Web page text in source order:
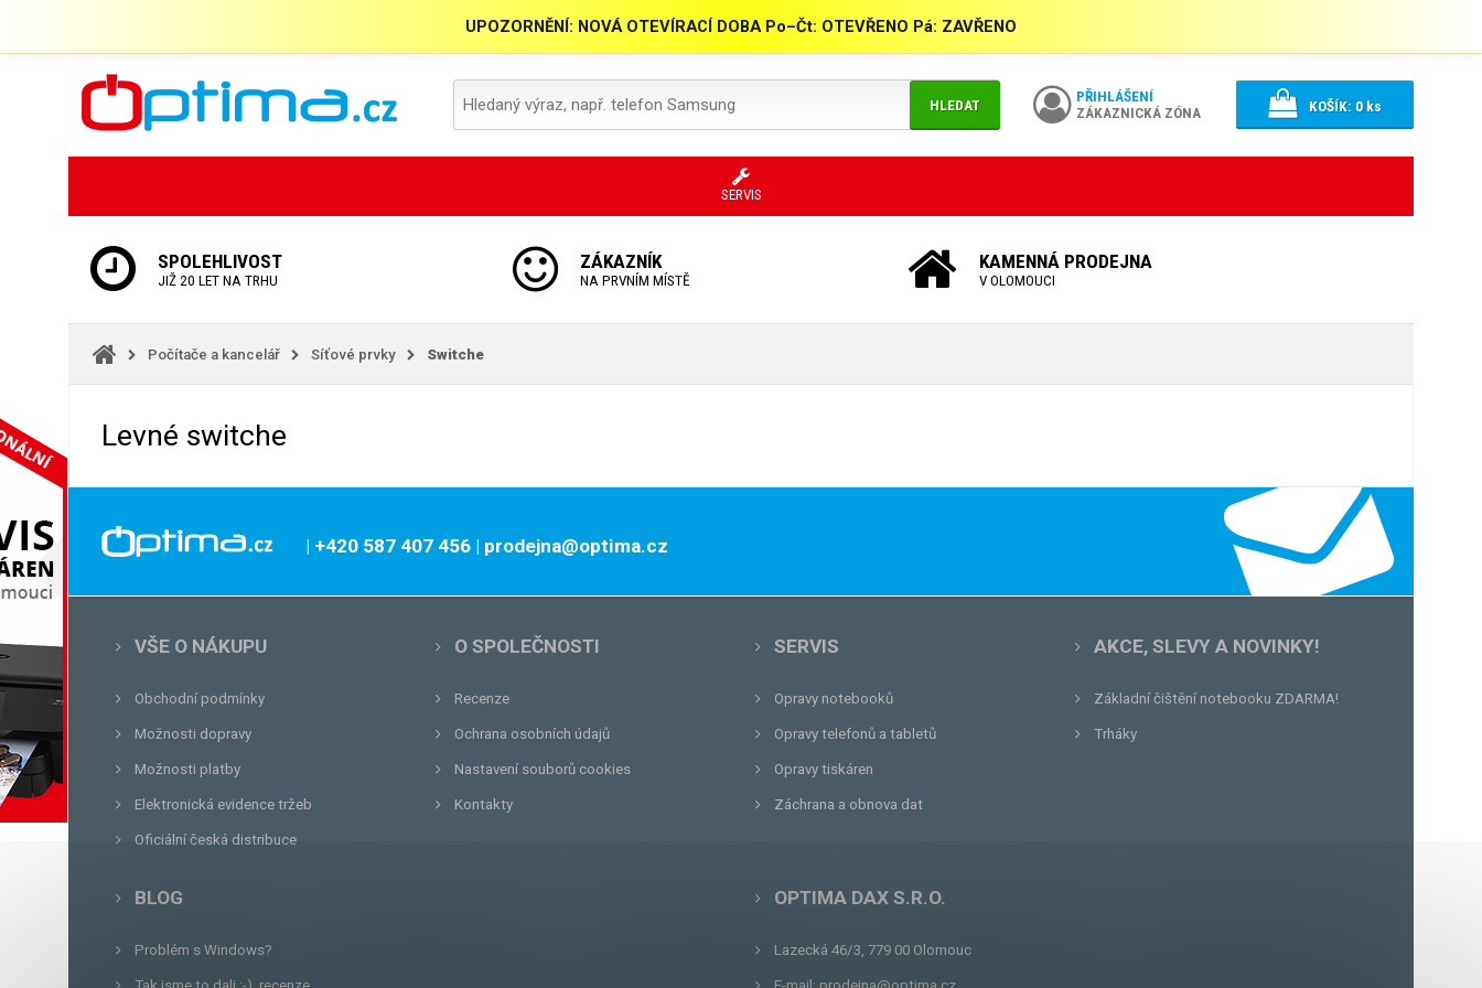
UPOZORNĚNÍ: NOVÁ OTEVÍRACÍ DOBA Po–Čt: OTEVŘENO Pá: ZAVŘENO
HLEDAT
PŘIHLÁŠENÍ
ZÁKAZNICKÁ ZÓNA
KOŠÍK: 0ks
SERVIS
SPOLEHLIVOST
JIŽ 20 LET NA TRHU
ZÁKAZNÍK
NA PRVNÍM MÍSTĚ
KAMENNÁ PRODEJNA
V OLOMOUCI
Počítače a kancelář Síťové prvky Switche
Levné switche
| +420 587 407 456 | prodejna@optima.cz
VŠE O NÁKUPU
Obchodní podmínky
Možnosti dopravy
Možnosti platby
Elektronická evidence tržeb
Oficiální česká distribuce
O SPOLEČNOSTI
Recenze
Ochrana osobních údajů
Nastavení souborů cookies
Kontakty
SERVIS
Opravy notebooků
Opravy telefonů a tabletů
Opravy tiskáren
Záchrana a obnova dat
AKCE, SLEVY A NOVINKY!
Základní čištění notebooku ZDARMA!
Trháky
BLOG
Problém s Windows?
OPTIMA DAX S.R.O.
Lazecká 46/3, 779 00 Olomouc